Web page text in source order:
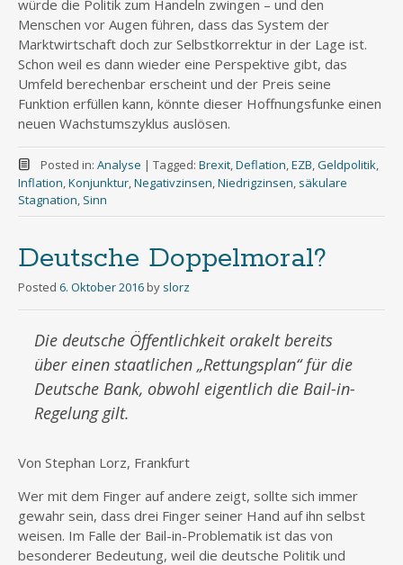
würde die Politik zum Handeln zwingen – und den
Menschen vor Augen führen, dass das System der
Marktwirtschaft doch zur Selbstkorrektur in der Lage ist.
Schon weil es dann wieder eine Perspektive gibt, das
Umfeld berechenbar erscheint und der Preis seine
Funktion erfüllen kann, könnte dieser Hoffnungsfunke einen
neuen Wachstumszyklus auslösen.
Posted in: Analyse | Tagged: Brexit,Deflation,EZB,Geldpolitik,
Inflation,Konjunktur,Negativzinsen,Niedrigzinsen, säkulare
Stagnation, Sinn
Deutsche Doppelmoral?
Posted 6. Oktober 2016 by slorz
Die deutsche Öffentlichkeit orakelt bereits
über einen staatlichen „Rettungsplan“ für die
Deutsche Bank, obwohl eigentlich die Bail-in-
Regelung gilt.
Von Stephan Lorz, Frankfurt
Wer mit dem Finger auf andere zeigt, sollte sich immer
gewahr sein, dass drei Finger seiner Hand auf ihn selbst
weisen. Im Falle der Bail-in-Problematik ist das von
besonderer Bedeutung, weil die deutsche Politik und